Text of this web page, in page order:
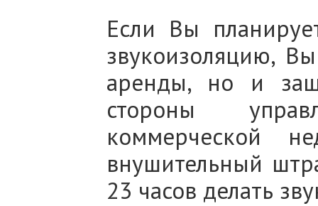
Если Вы
звукоизоляцию,
аренды, но и
стороны
коммерческой
внушительный
23 часов делать